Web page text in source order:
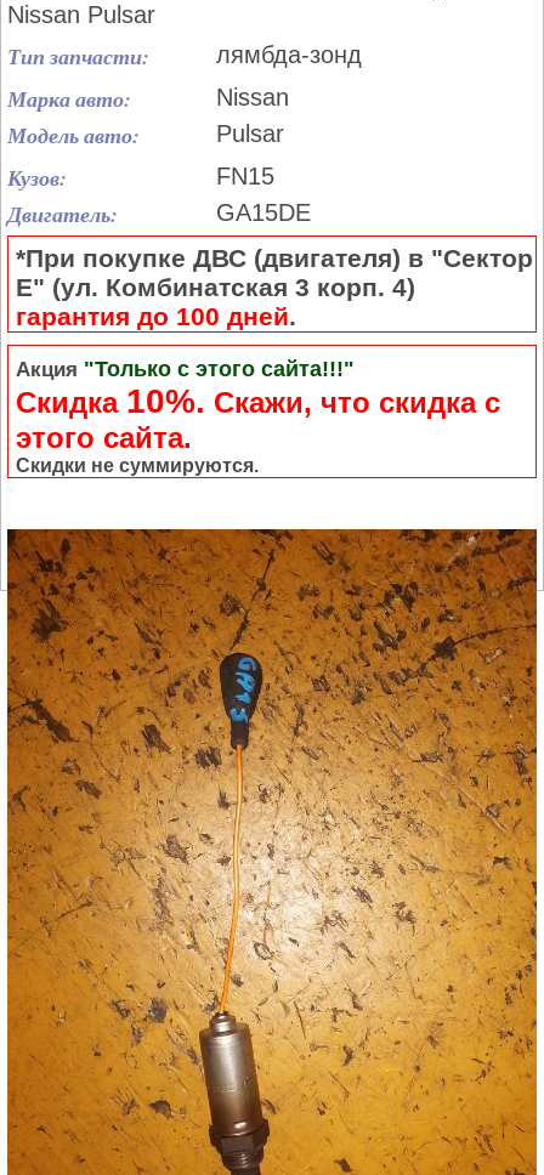
Nissan Pulsar
Тип запчасти: лямбда-зонд
Марка авто: Nissan
Модель авто: Pulsar
Кузов: FN15
Двигатель: GA15DE
*При покупке ДВС (двигателя) в "Сектор
Е" (ул. Комбинатская 3 корп. 4)
гарантия до 100 дней.
Акция "Только с этого сайта!!!"
Скидка 10%. Cкажи, что скидка с
этого сайта.
Скидки не суммируются.